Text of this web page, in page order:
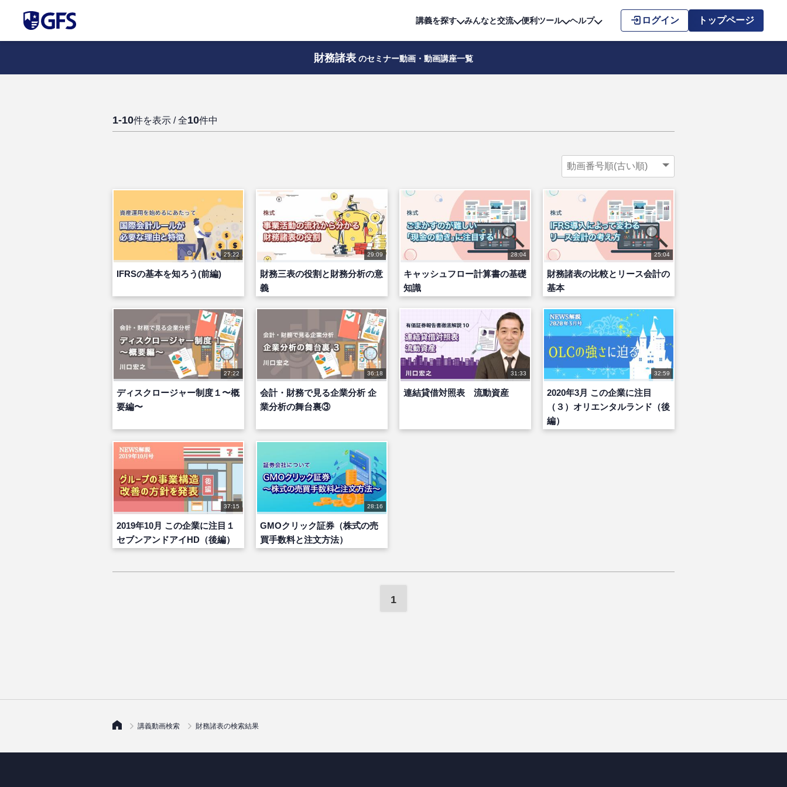
講義を探す みんなと交流 便利ツール ヘルプ ログイン トップページ
財務諸表 のセミナー動画・動画講座一覧
1-10件を表示 / 全10件中
25:22
IFRSの基本を知ろう(前編)
29:09
財務三表の役割と財務分析の意
義
28:04
キャッシュフロー計算書の基礎
知識
25:04
財務諸表の比較とリース会計の
基本
27:22
ディスクロージャー制度１〜概
要編〜
36:18
会計・財務で見る企業分析 企
業分析の舞台裏③
31:33
連結貸借対照表 流動資産
32:59
2020年3月 この企業に注目
（３）オリエンタルランド（後
編）
37:15
2019年10月 この企業に注目１
セブンアンドアイHD（後編）
28:16
GMOクリック証券（株式の売
買手数料と注文方法）
1
講義動画検索 財務諸表の検索結果